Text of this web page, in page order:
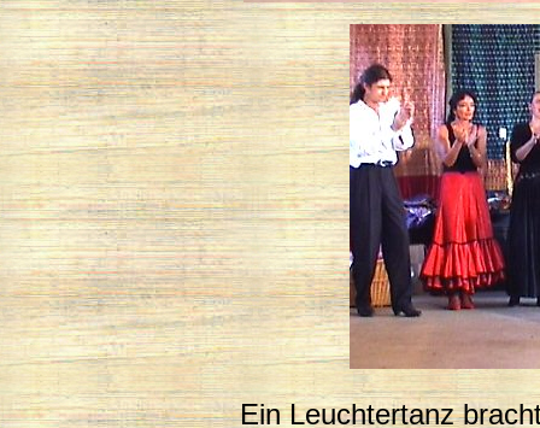
Ein Leuchtertanz